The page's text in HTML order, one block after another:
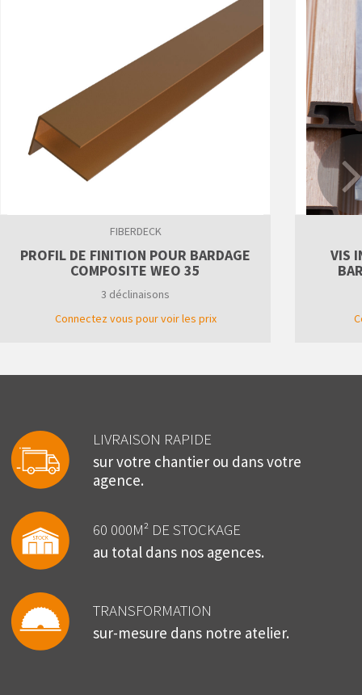
FIBERDECK
PROFIL DE FINITION POUR BARDAGE
COMPOSITE WEO 35
3 déclinaisons
Connectez vous pour voir les prix
VIS
LIVRAISON RAPIDE
sur votre chantier ou dans votre
agence.
60 000M² DE STOCKAGE
au total dans nos agences.
TRANSFORMATION
sur-mesure dans notre atelier.